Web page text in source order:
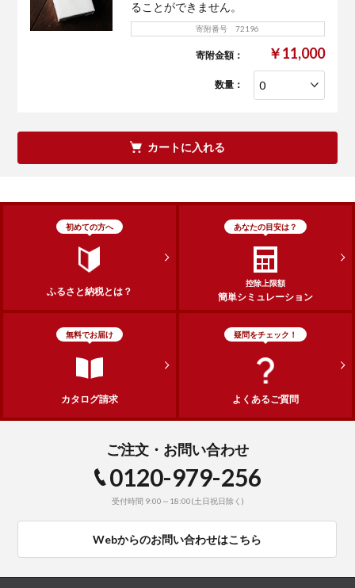
ることができません。
寄附番号 72196
寄附金額： ￥11,000
数量：
カートに入れる
初めての方へ
ふるさと納税とは？
あなたの目安は？
控除上限額
簡単シミュレーション
無料でお届け
カタログ請求
疑問をチェック！
よくあるご質問
ご注文・お問い合わせ
0120-979-256
受付時間 9:00～18:00(土日祝日除く)
Webからのお問い合わせはこちら